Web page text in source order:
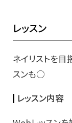
レッスン
ネイリストを目
スンも○
レッスン内容